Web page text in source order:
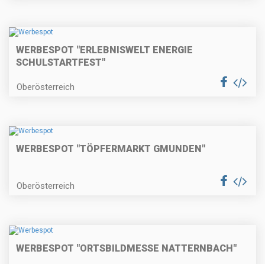
WERBESPOT "ERLEBNISWELT ENERGIE
SCHULSTARTFEST"
Oberösterreich
WERBESPOT "TÖPFERMARKT GMUNDEN"
Oberösterreich
WERBESPOT "ORTSBILDMESSE NATTERNBACH"